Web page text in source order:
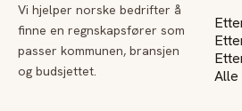
Vi hjelper norske bedrifter å
finne en regnskapsfører som
passer kommunen, bransjen
og budsjettet.
Alle